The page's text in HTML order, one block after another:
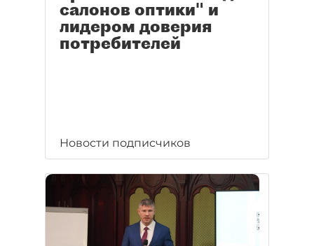
салонов оптики" и
лидером доверия
потребителей
Новости подписчиков